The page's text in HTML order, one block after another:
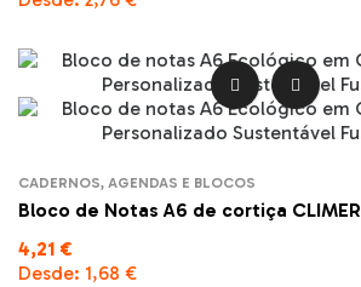
 
CADERNOS, AGENDAS E BLOCOS
Bloco de Notas A6 de cortiça CLIMER
4,21 €
Desde: 1,68 €